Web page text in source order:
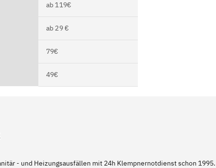
ab 119€
ab 29 €
79€
49€
- und Heizungsausfällen mit 24h Klempnernotdienst schon